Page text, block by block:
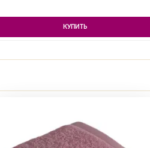
КУПИТЬ